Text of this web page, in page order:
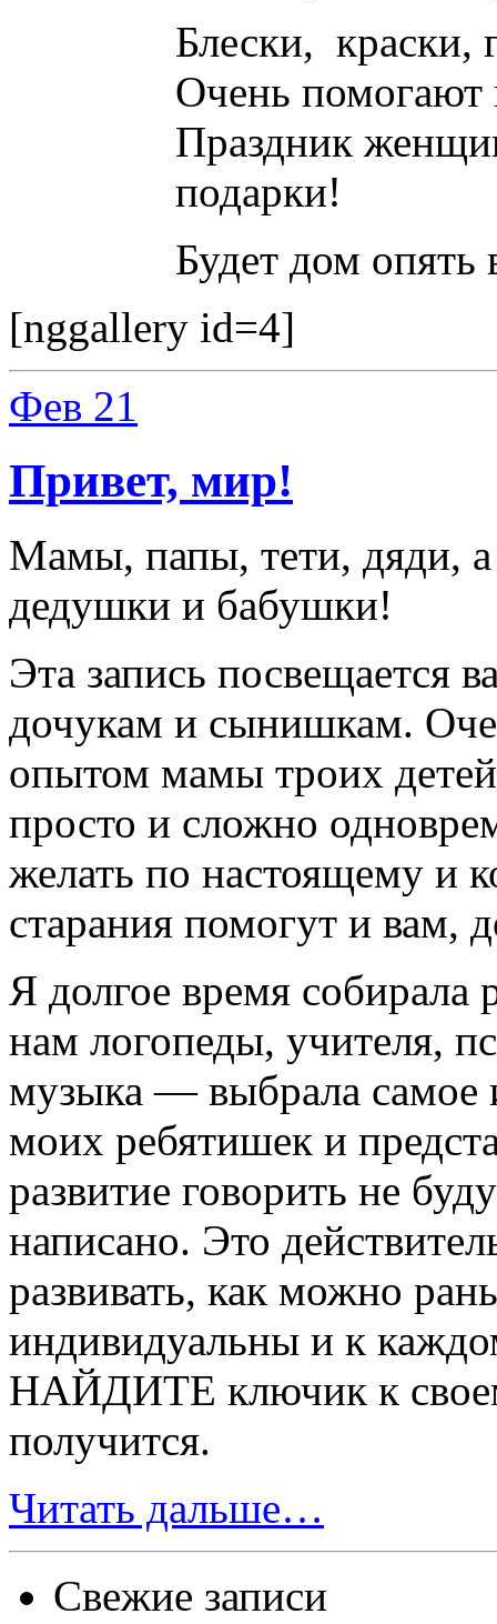
Блески, краски,
Очень
Праздник
подарки!
Будет дом
[nggallery id=4]
Фев 21
Привет, мир!
Мамы, папы, тети, дяди,
дедушки и бабушки!
Эта запись
дочукам и сынишкам.
опытом мамы троих
просто и сложно
желать по настоящему и
старания помогут и вам,
Я долгое время собирала
нам логопеды, учителя,
музыка — выбрала самое
моих ребятишек и
развитие говорить не
написано. Это
развивать, как можно
индивидуальны и к
НАЙДИТЕ ключик к
получится.
Читать дальше…
Свежие записи